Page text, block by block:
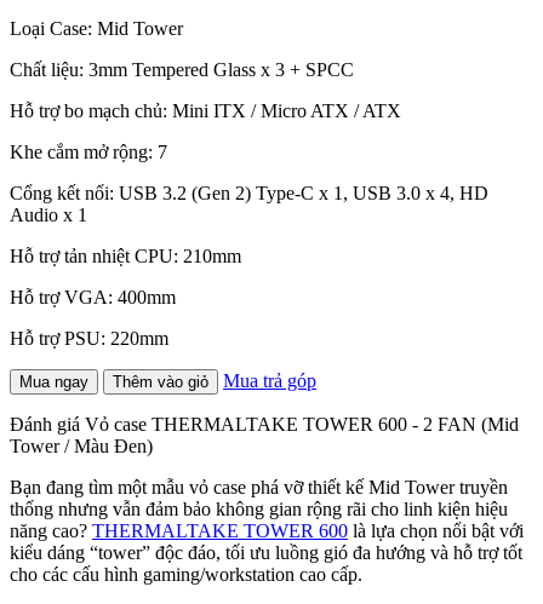
Loại Case: Mid Tower
Chất liệu: 3mm Tempered Glass x 3 + SPCC
Hỗ trợ bo mạch chủ: Mini ITX / Micro ATX / ATX
Khe cắm mở rộng: 7
Cổng kết nối: USB 3.2 (Gen 2) Type-C x 1, USB 3.0 x 4, HD
Audio x 1
Hỗ trợ tản nhiệt CPU: 210mm
Hỗ trợ VGA: 400mm
Hỗ trợ PSU: 220mm
Mua ngay Thêm vào giỏ Mua trả góp
Đánh giá Vỏ case THERMALTAKE TOWER 600 - 2 FAN (Mid
Tower / Màu Đen)
Bạn đang tìm một mẫu vỏ case phá vỡ thiết kế Mid Tower truyền
thống nhưng vẫn đảm bảo không gian rộng rãi cho linh kiện hiệu
năng cao? THERMALTAKE TOWER 600 là lựa chọn nổi bật với
kiểu dáng “tower” độc đáo, tối ưu luồng gió đa hướng và hỗ trợ tốt
cho các cấu hình gaming/workstation cao cấp.